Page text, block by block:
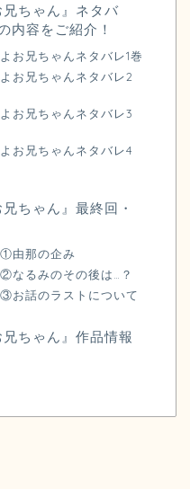
兄ちゃん』ネタバ
内容をご紹介！
お兄ちゃんネタバレ1巻
お兄ちゃんネタバレ2
お兄ちゃんネタバレ3
お兄ちゃんネタバレ4
ちゃん』最終回・
由那の企み
なるみのその後は…？
お話のラストについて
兄ちゃん』作品情報